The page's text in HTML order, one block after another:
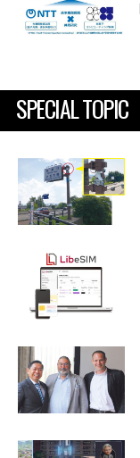
SPECIAL TOPIC